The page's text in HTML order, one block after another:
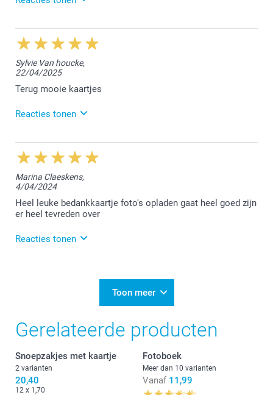
Nathalie @smartphoto
4/06/2025
13:32
Hi BVG,
Bedankt voor deze waardevolle feedback :-) ! We
vinden het fantastisch te vernemen dat je tevreden
bent over onze producten en diensten. Heel graag tot
Chana @smartphoto
Sylvie Van houcke,
22/04/2025
Terug mooie kaartjes
Reacties tonen
30/04/2025
15:31
Hoi Sylvie,
Heel erg bedankt voor jouw mooie review en voor
jouw vertrouwen. Geniet van al jouw fotocreaties bij
ons!
Marina Claeskens,
4/04/2024
Heel leuke bedankkaartje foto's opladen gaat heel goed zijn
er heel tevreden over
Reacties tonen
bestelde kaartjes :-) We kijken er naar uit om jou in
de toekomst opnieuw te mogen verwelkomen.
Warme groet!
Nathalie @smartphoto
Toon meer
Gerelateerde producten
Snoepzakjes met kaartje
2 varianten
20,40
12 x 1,70
Fotoboek
Meer dan 10 varianten
Vanaf 11,99